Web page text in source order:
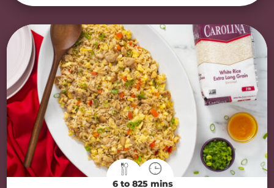
6 to 825 mins